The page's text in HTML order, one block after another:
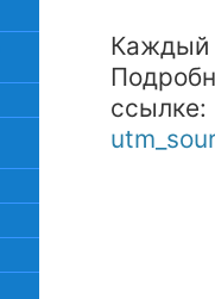
Каждый
ссылке: